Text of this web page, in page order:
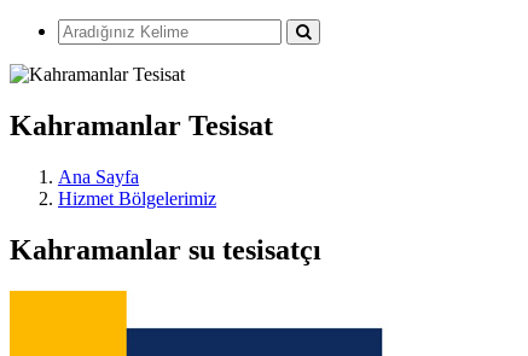
Kahramanlar Tesisat
Ana Sayfa
Hizmet Bölgelerimiz
Kahramanlar su tesisatçı